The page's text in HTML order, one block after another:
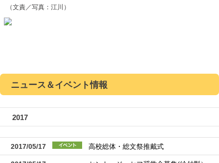
（文責／写真：江川）
ニュース＆イベント情報
2017
2017/05/17 高校総体・総文祭推戴式